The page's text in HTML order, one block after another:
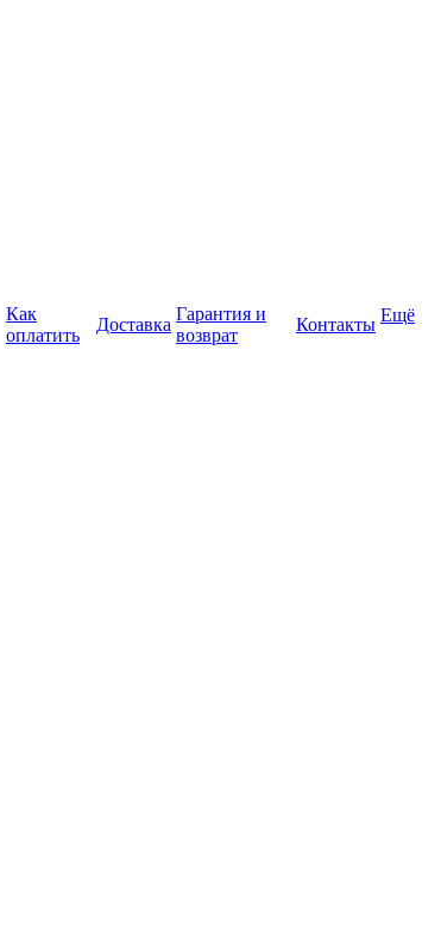
Как
оплатить
Доставка
Гарантия и
возврат
Контакты Ещё